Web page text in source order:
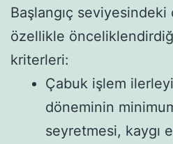
Başlangıç seviyesindeki
özellikle
kriterleri:
Çabuk işlem
döneminin
seyretmesi, kaygı